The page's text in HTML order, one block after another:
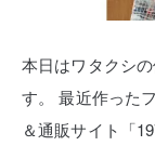
本日はワタクシ
す。
最近作った
＆通販サイト「